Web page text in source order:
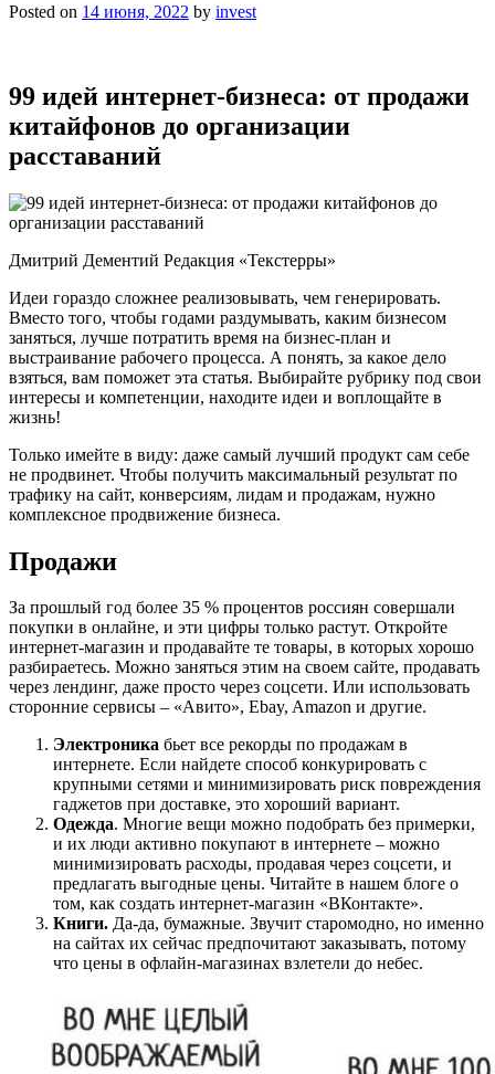
Posted on 14 июня, 2022 by invest
99 идей интернет-бизнеса: от продажи
китайфонов до организации
расставаний
Дмитрий Дементий Редакция «Текстерры»
Идеи гораздо сложнее реализовывать, чем генерировать.
Вместо того, чтобы годами раздумывать, каким бизнесом
заняться, лучше потратить время на бизнес-план и
выстраивание рабочего процесса. А понять, за какое дело
взяться, вам поможет эта статья. Выбирайте рубрику под свои
интересы и компетенции, находите идеи и воплощайте в
жизнь!
Только имейте в виду: даже самый лучший продукт сам себе
не продвинет. Чтобы получить максимальный результат по
трафику на сайт, конверсиям, лидам и продажам, нужно
комплексное продвижение бизнеса.
Продажи
За прошлый год более 35 % процентов россиян совершали
покупки в онлайне, и эти цифры только растут. Откройте
интернет-магазин и продавайте те товары, в которых хорошо
разбираетесь. Можно заняться этим на своем сайте, продавать
через лендинг, даже просто через соцсети. Или использовать
сторонние сервисы – «Авито», Ebay, Amazon и другие.
Электроника бьет все рекорды по продажам в
интернете. Если найдете способ конкурировать с
крупными сетями и минимизировать риск повреждения
гаджетов при доставке, это хороший вариант.
Одежда. Многие вещи можно подобрать без примерки,
и их люди активно покупают в интернете – можно
минимизировать расходы, продавая через соцсети, и
предлагать выгодные цены. Читайте в нашем блоге о
том, как создать интернет-магазин «ВКонтакте».
Книги. Да-да, бумажные. Звучит старомодно, но именно
на сайтах их сейчас предпочитают заказывать, потому
что цены в офлайн-магазинах взлетели до небес.